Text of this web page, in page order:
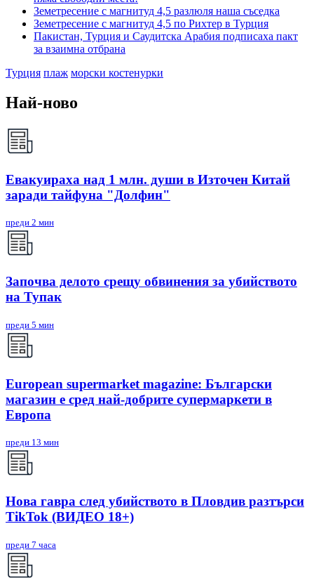
Земетресение с магнитуд 4,5 разлюля наша съседка
Земетресение с магнитуд 4,5 по Рихтер в Турция
Пакистан, Турция и Саудитска Арабия подписаха пакт
за взаимна отбрана
Турция плаж морски костенурки
Най-ново
Евакуираха над 1 млн. души в Източен Китай
заради тайфуна "Долфин"
преди 2 мин
Започва делото срещу обвинения за убийството
на Тупак
преди 5 мин
European supermarket magazine: Български
магазин е сред най-добрите супермаркети в
Европа
преди 13 мин
Нова гавра след убийството в Пловдив разтърси
TikTok (ВИДЕО 18+)
преди 7 часа